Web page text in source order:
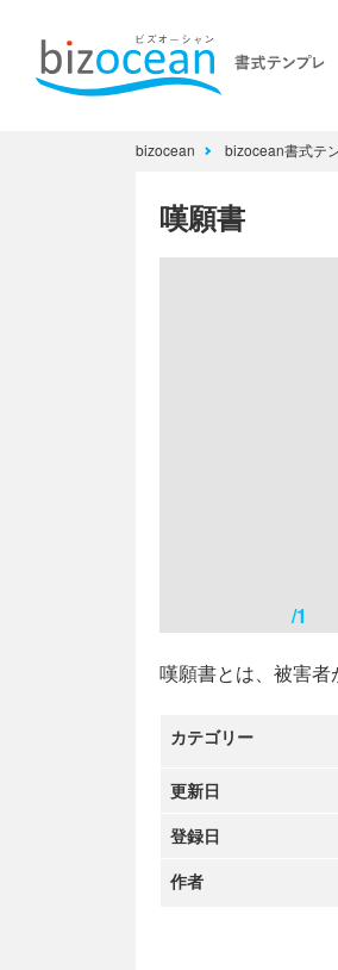
bizocean bizocean書式テ
嘆願書
/1
嘆願書とは、被害
カテゴリー
更新日
登録日
作者